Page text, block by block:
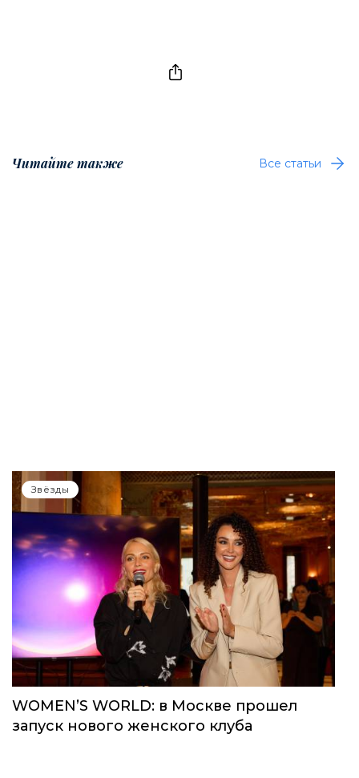
Читайте также Все статьи
Звёзды
WOMEN’S WORLD: в Москве прошел
запуск нового женского клуба